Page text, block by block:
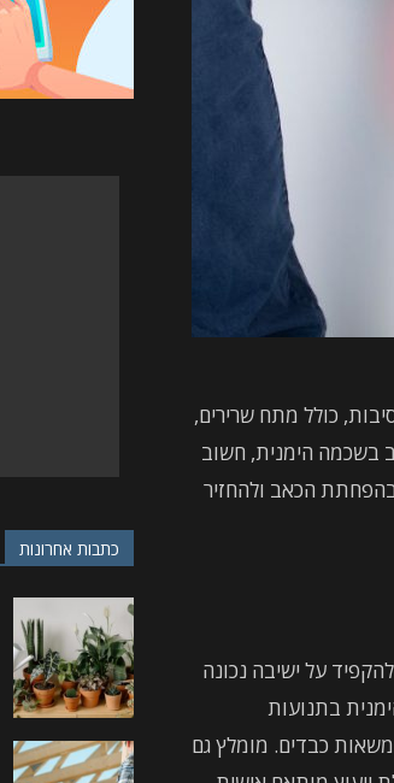
כולל מתח שרירים,
בשכמה הימנית, חשוב
בהפחתת הכאב ולהחזיר
על ישיבה נכונה
בתנועות
משאות כבדים. מומלץ גם
כתבות אחרונות